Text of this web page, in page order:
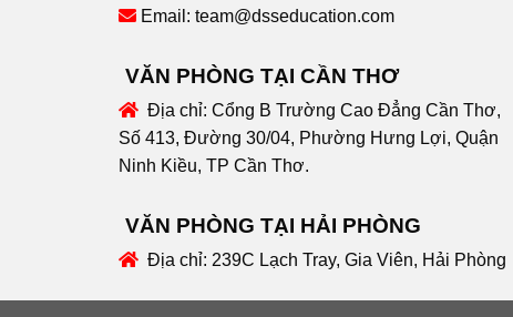
Email: team@dsseducation.com
VĂN PHÒNG TẠI CẦN THƠ
Địa chỉ: Cổng B Trường Cao Đẳng Cần Thơ,
Số 413, Đường 30/04, Phường Hưng Lợi, Quận
Ninh Kiều, TP Cần Thơ.
VĂN PHÒNG TẠI HẢI PHÒNG
Địa chỉ: 239C Lạch Tray, Gia Viên, Hải Phòng